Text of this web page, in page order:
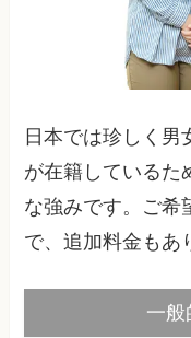
日本では珍しく男
が在籍しているた
な強みです。ご希
で、追加料金もあ
一